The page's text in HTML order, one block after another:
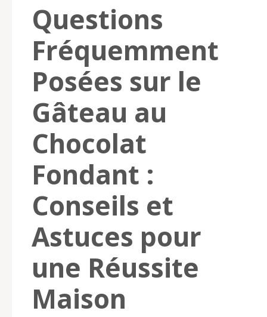
Questions
Fréquemment
Posées sur le
Gâteau au
Chocolat
Fondant :
Conseils et
Astuces pour
une Réussite
Maison